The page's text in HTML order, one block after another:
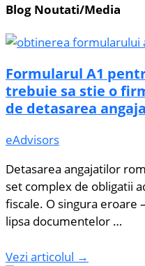
Blog Noutati/Media
Formularul A1
trebuie sa stie o
de detasarea
eAdvisors
Detasarea angajatilor
set complex de obligatii
fiscale. O singura eroare
lipsa documentelor …
Vezi articolul →